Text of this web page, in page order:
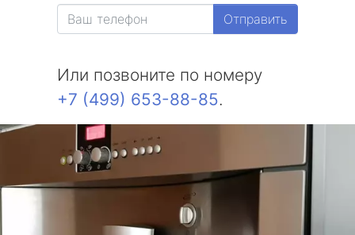
Отправить
Или позвоните по номеру
+7 (499) 653-88-85.